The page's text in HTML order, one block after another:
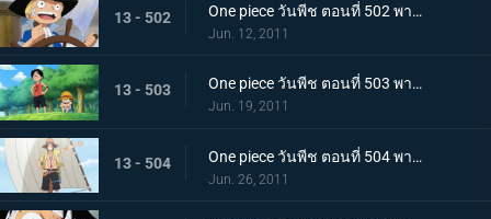
13 - 502 One piece วันพีช ตอนที่ 502 พากย์ไทย อิสระอยู่แห่งหนใด!? การออกเรือที่แสนเศร้าของเด็กชาย
Jun. 12, 2011
13 - 503 One piece วันพีช ตอนที่ 503 พากย์ไทย ฝากดูแลด้วย! จดหมายที่พี่น้องทิ้งไว้!
Jun. 19, 2011
13 - 504 One piece วันพีช ตอนที่ 504 พากย์ไทย เพื่อบรรลุคำสัญญา ! การออกเดินทางของแต่ละคน!
Jun. 26, 2011